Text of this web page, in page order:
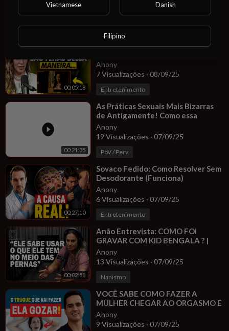
00:04:36
8 Visualizações
Anal
00:05:18
⁣SUZANA PIRES FALA COMO SÃO
NOVELAS
Anony
7 Visualizações · 08/09/25
Entretenimento
00:21:35
⁣As Práticas Sexuais Mais Bizarras
de Antigamente! Como essa
história que era feia
Anony
19 Visualizações · 07/09/25
PoV / Perv
00:27:10
⁣Sovaco Fedido: Como Resolver Sem
Desodorante (Funciona)
Anony
6 Visualizações · 07/09/25
Entretenimento
00:02:58
⁣Anão Entrevista: COMO FOI
GRAVAR COM KID BENGALA ? |
MARCIA IMPERATOR
Anony
13 Visualizações · 07/09/25
Nanismo
⁣VOCÊ SABE COMO FAZER A
MULHER CHEGAR AO ORGASMO E
TER MAIS PRAZER? TRUQUE DE
UROLOGISTA!
Anony
9 Visualizações · 07/09/25
Vietnamese Danish
Filipino